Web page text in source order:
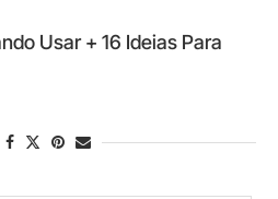
Usar + 16 Ideias Para